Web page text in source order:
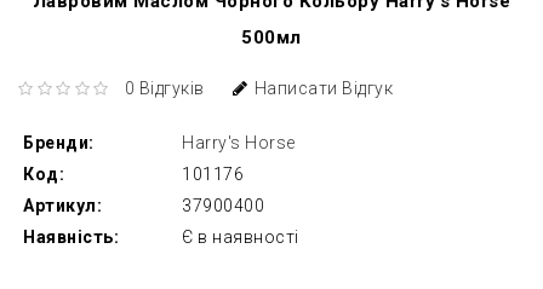
500мл
0 Відгуків Написати Відгук
Бренди:
Harry's Horse
Код:
101176
Артикул:
37900400
Наявність:
Є в наявності